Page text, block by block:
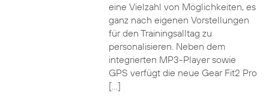
eine Vielzahl von Möglichkeiten, es
ganz nach eigenen Vorstellungen
für den Trainingsalltag zu
personalisieren. Neben dem
integrierten MP3-Player sowie
GPS verfügt die neue Gear Fit2 Pro
[…]